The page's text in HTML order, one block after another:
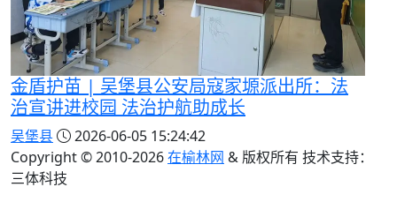
金盾护苗 | 吴堡县公安局寇家塬派出所：法
治宣讲进校园 法治护航助成长
吴堡县
2026-06-05 15:24:42
Copyright © 2010-2026在榆林网 & 版权所有 技术支持：
三体科技